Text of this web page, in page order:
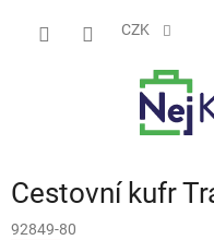
CZK
Cestovní kufr
92849-80